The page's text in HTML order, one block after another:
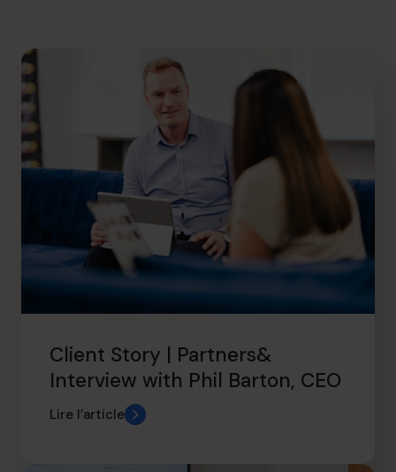
info.ca@cfocentre.com
Client Story | Partners&
Interview with Phil Barton, CEO
Lire l’article